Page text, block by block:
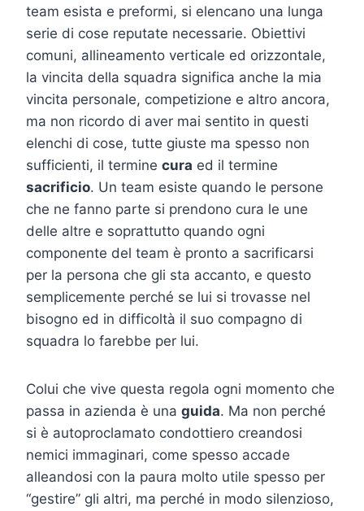
team esista e preformi, si elencano una lunga
serie di cose reputate necessarie. Obiettivi
comuni, allineamento verticale ed orizzontale,
la vincita della squadra significa anche la mia
vincita personale, competizione e altro ancora,
ma non ricordo di aver mai sentito in questi
elenchi di cose, tutte giuste ma spesso non
sufficienti, il termine cura ed il termine
sacrificio. Un team esiste quando le persone
che ne fanno parte si prendono cura le une
delle altre e soprattutto quando ogni
componente del team è pronto a sacrificarsi
per la persona che gli sta accanto, e questo
semplicemente perché se lui si trovasse nel
bisogno ed in difficoltà il suo compagno di
squadra lo farebbe per lui.
Colui che vive questa regola ogni momento che
passa in azienda è una guida. Ma non perché
si è autoproclamato condottiero creandosi
nemici immaginari, come spesso accade
alleandosi con la paura molto utile spesso per
“gestire” gli altri, ma perché in modo silenzioso,